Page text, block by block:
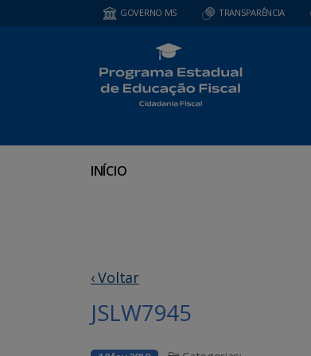
GOVERNO MS TRANSPARÊNCIA
INÍCIO
‹ Voltar
JSLW7945